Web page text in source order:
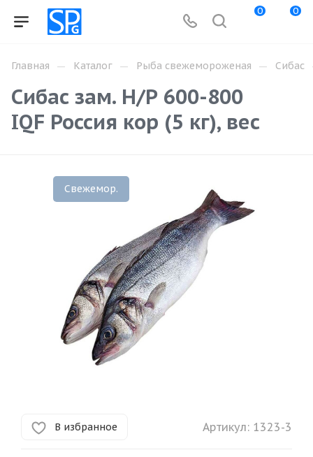
0 0
Главная — Каталог — Рыба свежемороженая — Сибас
Сибас зам. Н/Р 600-800
IQF Россия кор (5 кг), вес
Свежемор.
В избранное Артикул: 1323-3